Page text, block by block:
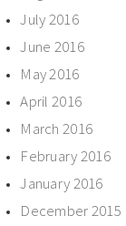
July 2016
June 2016
May 2016
April 2016
March 2016
February 2016
January 2016
December 2015